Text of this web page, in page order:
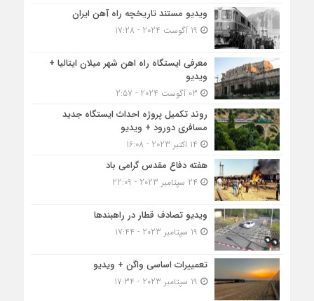
ویدیو مستند تاریخچه راه آهن ایران
معرفی ایستگاه راه اهن شهر میلان ایتالیا +
ویدیو
روند تکمیل پروژه احداث ایستگاه جدید
مسافری دورود + ویدیو
هفته دفاع مقدس گرامی باد
ویدیو تصادف قطار در راهبندها
تعمییرات اساسی واگن + ویدیو